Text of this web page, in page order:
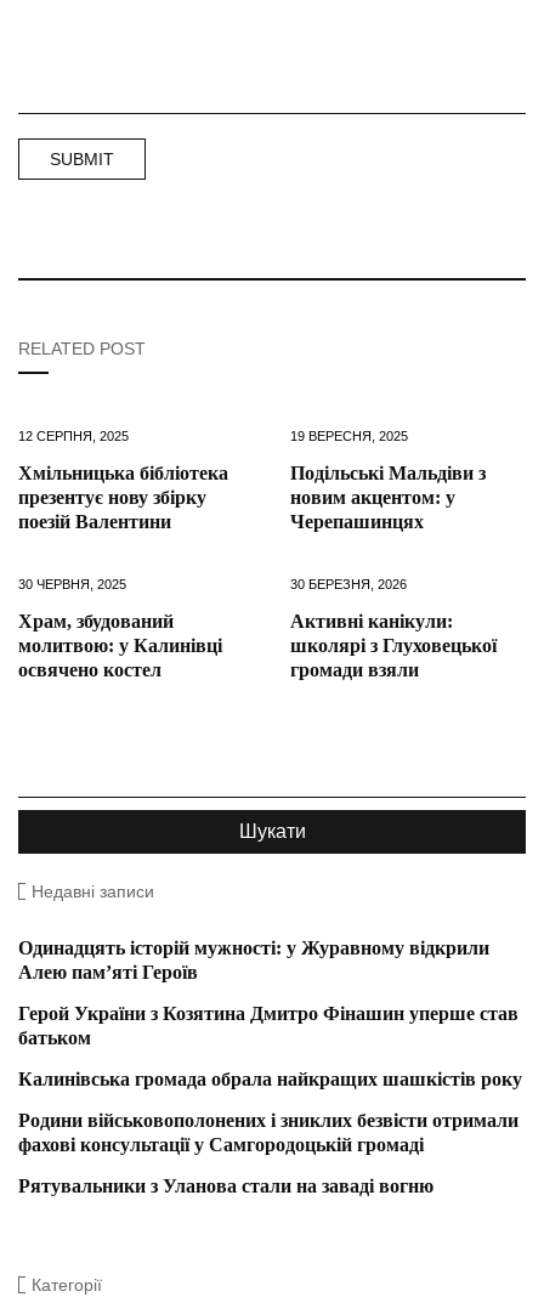
RELATED POST
12 СЕРПНЯ, 2025
Хмільницька бібліотека
презентує нову збірку
поезій Валентини
19 ВЕРЕСНЯ, 2025
Подільські Мальдіви з
новим акцентом: у
Черепашинцях
30 ЧЕРВНЯ, 2025
Храм, збудований
молитвою: у Калинівці
освячено костел
30 БЕРЕЗНЯ, 2026
Активні канікули:
школярі з Глуховецької
громади взяли
Недавні записи
Одинадцять історій мужності: у Журавному відкрили
Алею пам’яті Героїв
Герой України з Козятина Дмитро Фінашин уперше став
батьком
Калинівська громада обрала найкращих шашкістів року
Родини військовополонених і зниклих безвісти отримали
фахові консультації у Самгородоцькій громаді
Рятувальники з Уланова стали на заваді вогню
Категорії